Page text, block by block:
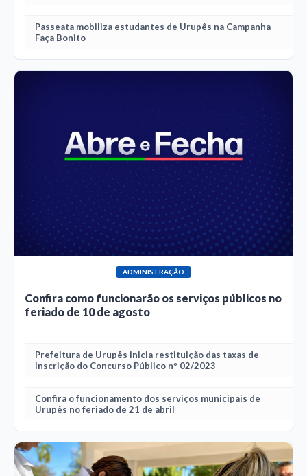
Passeata mobiliza estudantes de Urupês na Campanha
Faça Bonito
ADMINISTRAÇÃO
Confira como funcionarão os serviços públicos no
feriado de 10 de agosto
Prefeitura de Urupês inicia restituição das taxas de
inscrição do Concurso Público nº 02/2023
Confira o funcionamento dos serviços municipais de
Urupês no feriado de 21 de abril